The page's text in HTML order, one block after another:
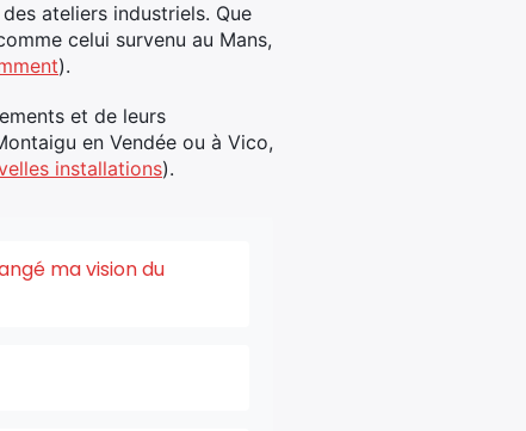
ateliers industriels. Que
celui survenu au Mans,
).
et de leurs
en Vendée ou à Vico,
installations).
ma vision du